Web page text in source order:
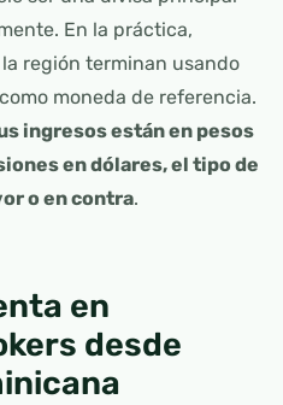
En la práctica,
región terminan usando
moneda de referencia.
ingresos están en pesos
en dólares, el tipo de
o en contra.
en
desde